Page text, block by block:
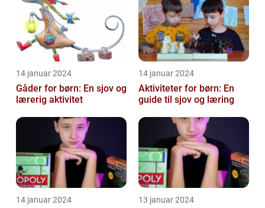
14 januar 2024
Gåder for børn: En sjov og
lærerig aktivitet
14 januar 2024
Aktiviteter for børn: En
guide til sjov og læring
14 januar 2024 13 januar 2024